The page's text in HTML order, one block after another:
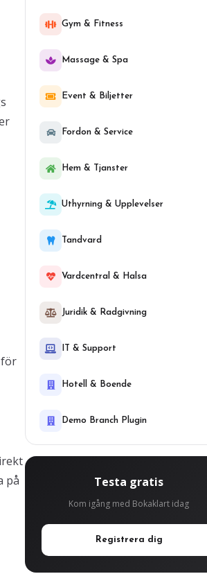
på
Gym & Fitness
Massage & Spa
Event & Biljetter
Fordon & Service
Hem & Tjanster
Uthyrning & Upplevelser
Tandvard
Vardcentral & Halsa
Juridik & Radgivning
IT & Support
Hotell & Boende
Demo Branch Plugin
Testa gratis
Kom igång med Bokaklart idag
Registrera dig